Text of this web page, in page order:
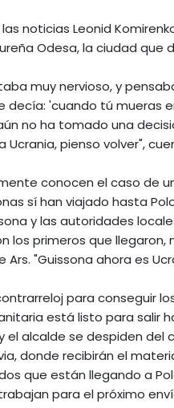
noticias Leonid
Odesa, la ciudad que
muy nervioso, y
decía: 'cuando tú mueras
no ha tomado una
Ucrania, pienso volver",
conocen el caso de
sí han viajado hasta
y las autoridades
los primeros que
"Guissona ahora es
para conseguir
está listo para salir
el alcalde se despiden
donde recibirán el
que están llegando a
para el próximo